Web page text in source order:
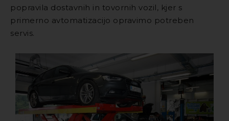
popravila dostavnih in tovornih vozil, kjer s
primerno avtomatizacijo opravimo potreben
servis.